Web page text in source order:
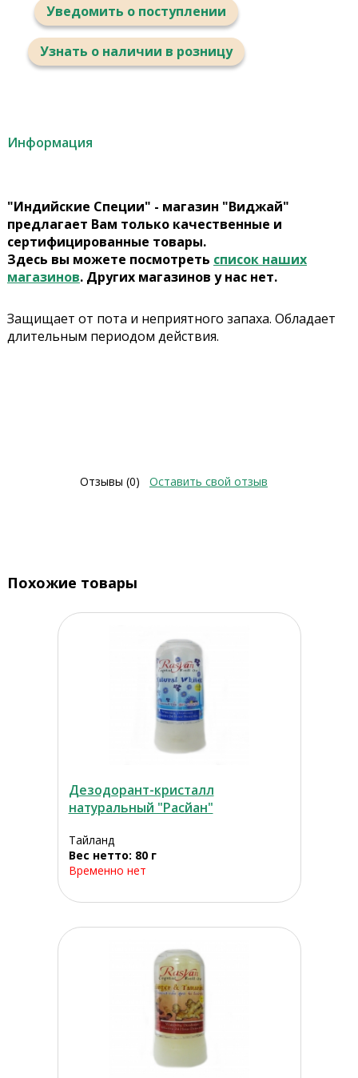
Уведомить о поступлении
Узнать о наличии в розницу
Информация
"Индийские Специи" - магазин "Виджай"
предлагает Вам только качественные и
сертифицированные товары.
Здесь вы можете посмотреть список наших
магазинов. Других магазинов у нас нет.
Защищает от пота и неприятного запаха. Обладает
длительным периодом действия.
Отзывы (0) Оставить свой отзыв
Похожие товары
Дезодорант-кристалл
натуральный "Расйан"
Тайланд
Вес нетто: 80 г
Временно нет